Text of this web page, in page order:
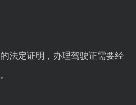
法定证明，办理驾驶证需要经